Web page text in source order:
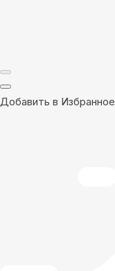
Добавить в Избранное